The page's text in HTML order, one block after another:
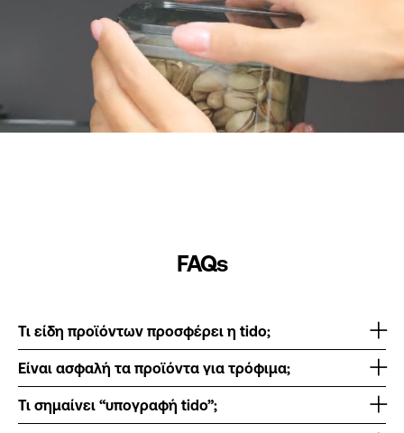
FAQs
Τι είδη προϊόντων προσφέρει η tido;
Είναι ασφαλή τα προϊόντα για τρόφιμα;
Τι σημαίνει “υπογραφή tido”;